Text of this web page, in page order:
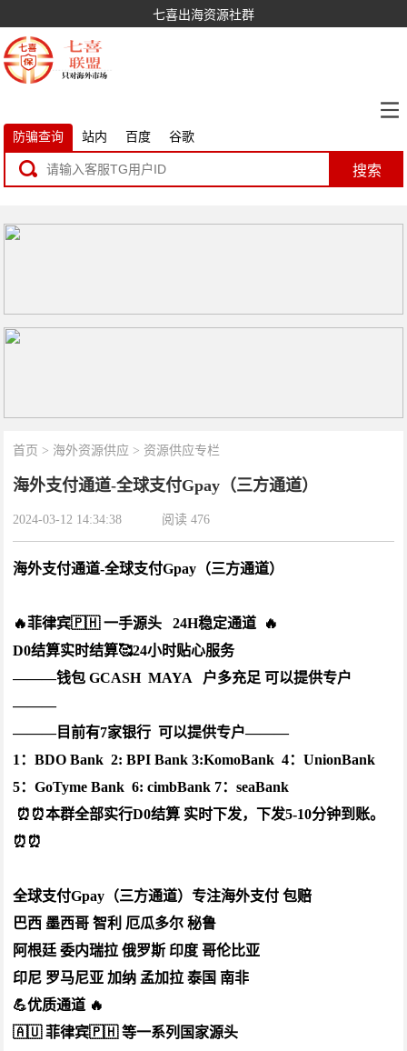
七喜出海资源社群
防骗查询 站内 百度 谷歌
搜索
首页 > 海外资源供应 > 资源供应专栏
海外支付通道-全球支付Gpay（三方通道）
2024-03-12 14:34:38 阅读476
海外支付通道-全球支付Gpay（三方通道）
🔥菲律宾🇵🇭 一手源头 24H稳定通道 🔥
D0结算实时结算🥰24小时贴心服务
———钱包 GCASH MAYA 户多充足 可以提供专户
———
———目前有7家银行 可以提供专户———
1：BDO Bank 2: BPI Bank 3:KomoBank 4：UnionBank
5：GoTyme Bank 6: cimbBank 7：seaBank
⏰⏰本群全部实行D0结算 实时下发，下发5-10分钟到账。
⏰⏰
全球支付Gpay（三方通道）专注海外支付 包赔
巴西 墨西哥 智利 厄瓜多尔 秘鲁
阿根廷 委内瑞拉 俄罗斯 印度 哥伦比亚
印尼 罗马尼亚 加纳 孟加拉 泰国 南非
💪优质通道 🔥
🇦🇺 菲律宾🇵🇭 等一系列国家源头